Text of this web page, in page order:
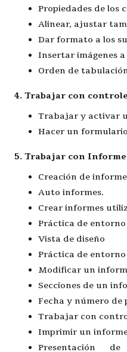
Propiedades de los
Alinear, ajustar
Dar formato a los
Insertar imágenes
Orden de
4. Trabajar con
Trabajar y activar
Hacer un
5. Trabajar con
Creación de
Auto informes.
Crear informes
Práctica de
Vista de diseño
Práctica de
Modificar un
Secciones de un
Fecha y número de
Trabajar con
Imprimir un
Presentación